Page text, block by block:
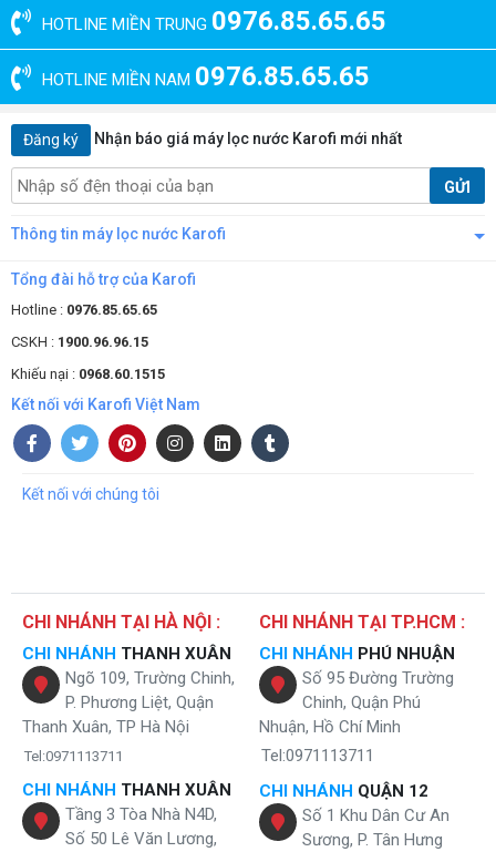
HOTLINE MIỀN TRUNG 0976.85.65.65
HOTLINE MIỀN NAM 0976.85.65.65
Đăng ký Nhận báo giá máy lọc nước Karofi mới nhất
GỬI
Thông tin máy lọc nước Karofi
Tổng đài hỗ trợ của Karofi
Hotline : 0976.85.65.65
CSKH : 1900.96.96.15
Khiếu nại : 0968.60.1515
Kết nối với Karofi Việt Nam
Kết nối với chúng tôi
CHI NHÁNH TẠI HÀ NỘI :
CHI NHÁNH THANH XUÂN
Ngõ 109, Trường Chinh,
P. Phương Liệt, Quận
Thanh Xuân, TP Hà Nội
Tel:0971113711
CHI NHÁNH THANH XUÂN
Tầng 3 Tòa Nhà N4D,
Số 50 Lê Văn Lương,
CHI NHÁNH TẠI TP.HCM :
CHI NHÁNH PHÚ NHUẬN
Số 95 Đường Trường
Chinh, Quận Phú
Nhuận, Hồ Chí Minh
Tel:0971113711
CHI NHÁNH QUẬN 12
Số 1 Khu Dân Cư An
Sương, P. Tân Hưng